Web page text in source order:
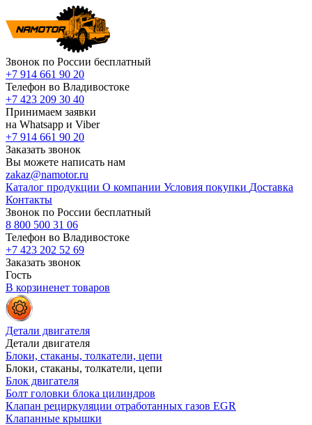
Звонок по России бесплатный
+7 914 661 90 20
Телефон во Владивостоке
+7 423 209 30 40
Принимаем заявки
на Whatsapp и Viber
+7 914 661 90 20
Заказать звонок
Вы можете написать нам
zakaz@namotor.ru
Каталог продукции О компании Условия покупки Доставка
Контакты
Звонок по России бесплатный
8 800 500 31 06
Телефон во Владивостоке
+7 423 202 52 69
Заказать звонок
Гость
В корзиненет товаров
Детали двигателя
Детали двигателя
Блоки, стаканы, толкатели, цепи
Блоки, стаканы, толкатели, цепи
Блок двигателя
Болт головки блока цилиндров
Клапан рециркуляции отработанных газов EGR
Клапанные крышки